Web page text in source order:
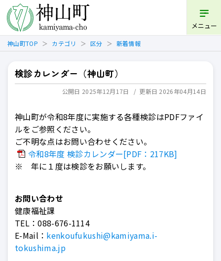
メニュー
神山町TOP カテゴリ 区分 新着情報
検診カレンダー（神山町）
公開日 2025年12月17日 更新日 2026年04月14日
神山町が令和8年度に実施する各種検診はPDFファイ
ルをご参照ください。
ご不明な点はお問い合わせください。
令和8年度 検診カレンダー[PDF：217KB]
※ 年に１度は検診をお願いします。
お問い合わせ
健康福祉課
TEL：088-676-1114
E-Mail： kenkoufukushi@kamiyama.i-
tokushima.jp